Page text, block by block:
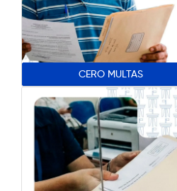
CERO MULTAS